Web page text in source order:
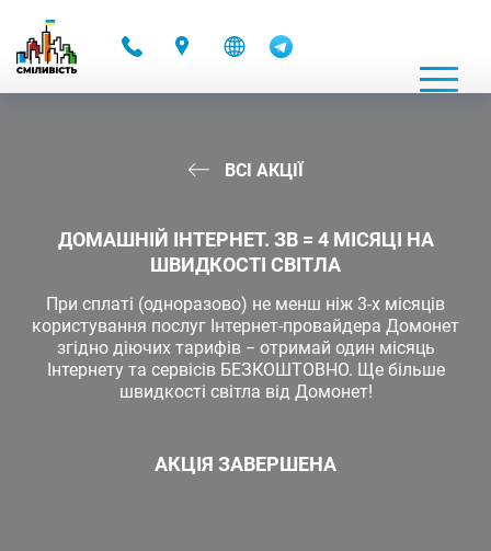
ВСІ АКЦІЇ
ДОМАШНІЙ ІНТЕРНЕТ. ЗВ = 4 МІСЯЦІ НА
ШВИДКОСТІ СВІТЛА
При сплаті (одноразово) не менш ніж 3-х місяців
користування послуг Інтернет-провайдера Домонет
згідно діючих тарифів − отримай один місяць
Інтернету та сервісів БЕЗКОШТОВНО. Ще більше
швидкості світла від Домонет!
АКЦІЯ ЗАВЕРШЕНА